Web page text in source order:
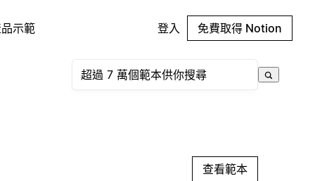
示範 登入 免費取得 Notion
查看範本